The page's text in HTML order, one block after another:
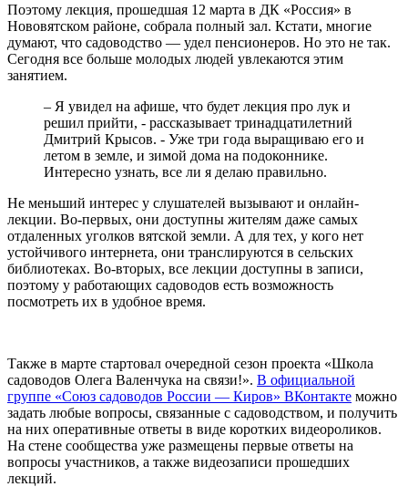
Поэтому лекция, прошедшая 12 марта в ДК «Россия» в
Нововятском районе, собрала полный зал. Кстати, многие
думают, что садоводство — удел пенсионеров. Но это не так.
Сегодня все больше молодых людей увлекаются этим
занятием.
– Я увидел на афише, что будет лекция про лук и
решил прийти, - рассказывает тринадцатилетний
Дмитрий Крысов. - Уже три года выращиваю его и
летом в земле, и зимой дома на подоконнике.
Интересно узнать, все ли я делаю правильно.
Не меньший интерес у слушателей вызывают и онлайн-
лекции. Во-первых, они доступны жителям даже самых
отдаленных уголков вятской земли. А для тех, у кого нет
устойчивого интернета, они транслируются в сельских
библиотеках. Во-вторых, все лекции доступны в записи,
поэтому у работающих садоводов есть возможность
посмотреть их в удобное время.
Также в марте стартовал очередной сезон проекта «Школа
садоводов Олега Валенчука на связи!». В официальной
группе «Союз садоводов России — Киров» ВКонтакте можно
задать любые вопросы, связанные с садоводством, и получить
на них оперативные ответы в виде коротких видеороликов.
На стене сообщества уже размещены первые ответы на
вопросы участников, а также видеозаписи прошедших
лекций.